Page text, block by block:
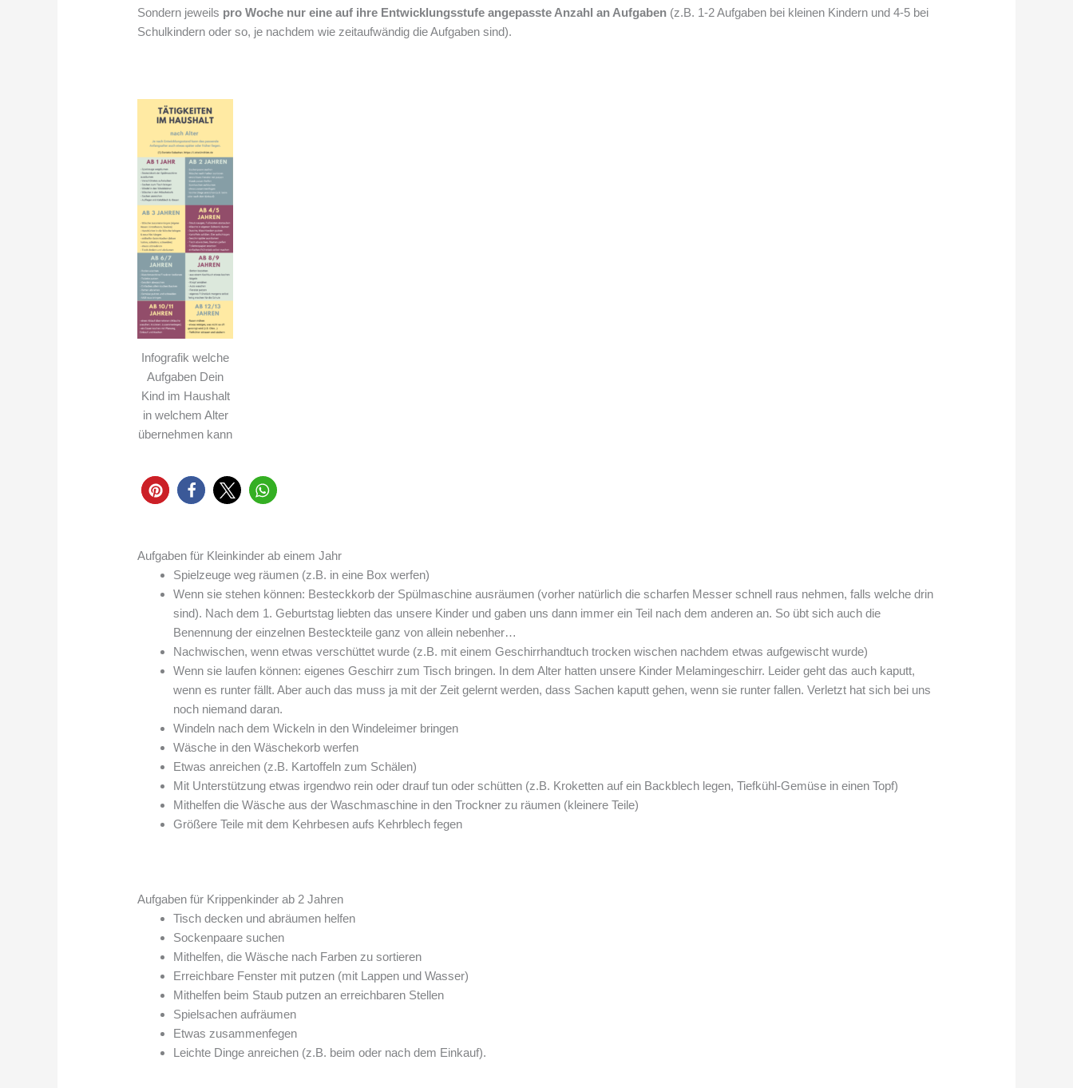
Sondern jeweils pro Woche nur eine auf ihre Entwicklungsstufe angepasste Anzahl an Aufgaben (z.B. 1-2 Aufgaben bei kleinen Kindern und 4-5 bei
Schulkindern oder so, je nachdem wie zeitaufwändig die Aufgaben sind).
Infografik welche
Aufgaben Dein
Kind im Haushalt
in welchem Alter
übernehmen kann
Aufgaben für Kleinkinder ab einem Jahr
Spielzeuge weg räumen (z.B. in eine Box werfen)
Wenn sie stehen können: Besteckkorb der Spülmaschine ausräumen (vorher natürlich die scharfen Messer schnell raus nehmen, falls welche drin
sind). Nach dem 1. Geburtstag liebten das unsere Kinder und gaben uns dann immer ein Teil nach dem anderen an. So übt sich auch die
Benennung der einzelnen Besteckteile ganz von allein nebenher…
Nachwischen, wenn etwas verschüttet wurde (z.B. mit einem Geschirrhandtuch trocken wischen nachdem etwas aufgewischt wurde)
Wenn sie laufen können: eigenes Geschirr zum Tisch bringen. In dem Alter hatten unsere Kinder Melamingeschirr. Leider geht das auch kaputt,
wenn es runter fällt. Aber auch das muss ja mit der Zeit gelernt werden, dass Sachen kaputt gehen, wenn sie runter fallen. Verletzt hat sich bei uns
noch niemand daran.
Windeln nach dem Wickeln in den Windeleimer bringen
Wäsche in den Wäschekorb werfen
Etwas anreichen (z.B. Kartoffeln zum Schälen)
Mit Unterstützung etwas irgendwo rein oder drauf tun oder schütten (z.B. Kroketten auf ein Backblech legen, Tiefkühl-Gemüse in einen Topf)
Mithelfen die Wäsche aus der Waschmaschine in den Trockner zu räumen (kleinere Teile)
Größere Teile mit dem Kehrbesen aufs Kehrblech fegen
Aufgaben für Krippenkinder ab 2 Jahren
Tisch decken und abräumen helfen
Sockenpaare suchen
Mithelfen, die Wäsche nach Farben zu sortieren
Erreichbare Fenster mit putzen (mit Lappen und Wasser)
Mithelfen beim Staub putzen an erreichbaren Stellen
Spielsachen aufräumen
Etwas zusammenfegen
Leichte Dinge anreichen (z.B. beim oder nach dem Einkauf).